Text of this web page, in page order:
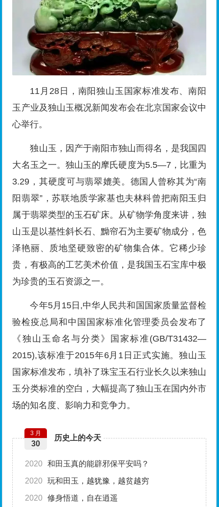
11月28日，南阳独山玉国家标准发布、南阳
玉产业及独山玉概况新闻发布会在北京国家会议中
心举行。
独山玉，因产于南阳市独山而得名，是我国四
大名玉之一。独山玉的摩氏硬度为5.5—7，比重为
3.29，其硬度可与翡翠媲美。德国人曾称其为“南
阳翡翠”，苏联地质学家基也夫林科曾把南阳玉归
属于翡翠类型的玉石矿床。从矿物学角度来讲，独
山玉是以基性斜长石、黝帘石为主要矿物成分，色
泽艳丽、质地坚硬致密的矿物集合体。它稀少珍
贵，有极高的工艺美术价值，是我国玉石宝库中极
为珍贵的玉石资源之一。
今年5月15日,中华人民共和国国家质量监督检
验检疫总局和中国国家标准化管理委员会发布了
《独山玉命名与分类》国家标准(GB/T31432—
2015),该标准于2015年6月1日正式实施。独山玉
国家标准发布，填补了珠宝玉石行业长久以来独山
玉分类标准的空白，大幅提高了独山玉在国内外市
场的知名度、影响力和竞争力。
历史上的今天
3 月
30
2020 和田玉真的能辟邪保平安吗？
2020 玩和田玉，越犹豫，越贫越穷
2020 修身悟道，自在逍遥